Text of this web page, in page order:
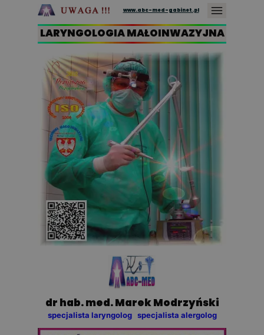
www.abc-med-gabinet.pl
LARYNGOLOGIA MAŁOINWAZYJNA
specjalista laryngolog specjalista alergolog
dr hab. med. Marek Modrzyński